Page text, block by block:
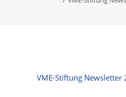
VME-Stiftung Newsletter